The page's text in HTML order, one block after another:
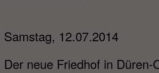
Samstag, 12.07.2014
Der neue Friedhof in Düren-